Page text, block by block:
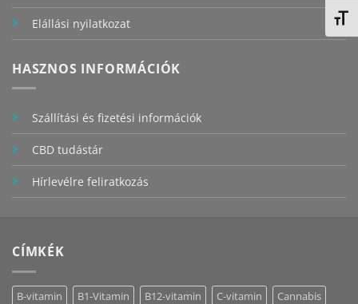
Elállási nyilatkozat
HASZNOS INFORMÁCIÓK
Szállítási és fizetési információk
CBD tudástár
Hírlevélre feliratkozás
CÍMKÉK
B-vitamin B1-Vitamin B12-vitamin C-vitamin
Cannabis